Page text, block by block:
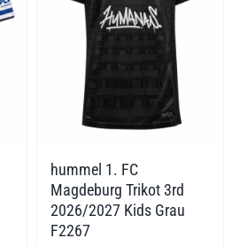
hummel 1. FC
Magdeburg Trikot 3rd
2026/2027 Kids Grau
F2267